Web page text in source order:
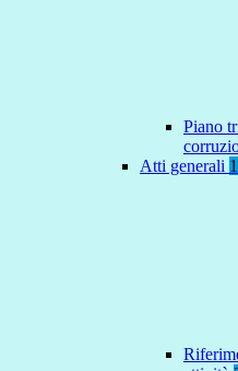
Piano
Atti generali